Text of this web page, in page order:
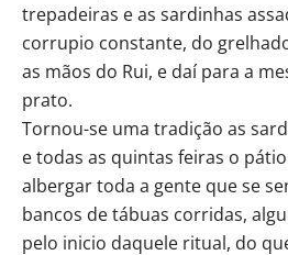
trepadeiras e as sardinhas
corrupio constante, do
as mãos do Rui, e daí para a
prato.
Tornou-se uma tradição as
e todas as quintas feiras o
albergar toda a gente que se
bancos de tábuas corridas,
pelo inicio daquele ritual, do